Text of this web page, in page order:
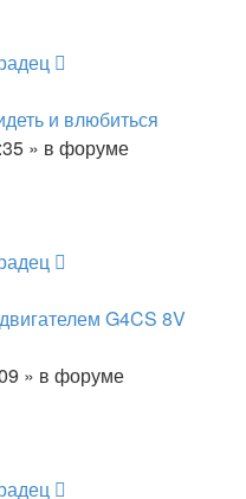
и влюбиться
» в форуме
G4CS 8V
» в форуме